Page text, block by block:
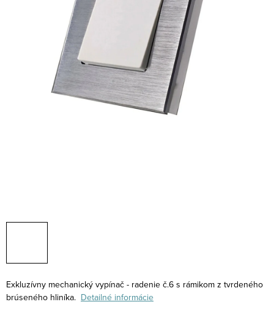
Exkluzívny mechanický vypínač - radenie č.6 s rámikom z tvrdeného
brúseného hliníka. Detailné informácie